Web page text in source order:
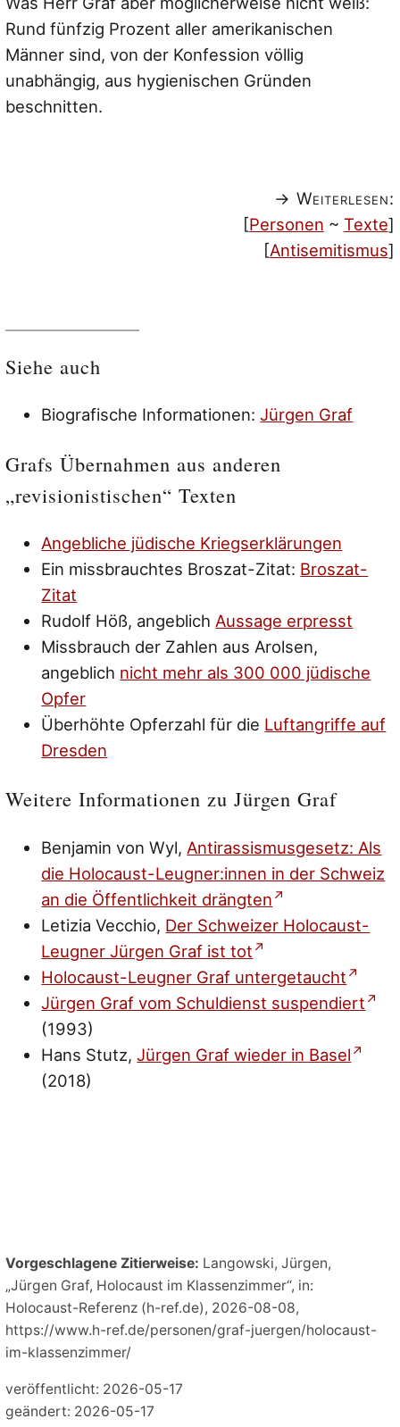
Rund fünfzig Prozent aller amerikanischen
Männer sind, von der Konfession völlig
unabhängig, aus hygienischen Gründen
beschnitten.
→ Weiterlesen:
[Personen ~ Texte]
[Antisemitismus]
Siehe auch
Biografische Informationen:Jürgen Graf
Grafs Übernahmen aus anderen
„revisionistischen“ Texten
Angebliche jüdische Kriegserklärungen
Ein missbrauchtes Broszat-Zitat: Broszat-
Zitat
Rudolf Höß, angeblich Aussage erpresst
Missbrauch der Zahlen aus Arolsen,
angeblich nicht mehr als 300 000 jüdische
Opfer
Überhöhte Opferzahl für die Luftangriffe auf
Dresden
Weitere Informationen zu Jürgen Graf
Benjamin von Wyl, Antirassismusgesetz: Als
die Holocaust-Leugner:innen in der Schweiz
an die Öffentlichkeit drängten
Letizia Vecchio, Der Schweizer Holocaust-
Leugner Jürgen Graf ist tot
Holocaust-Leugner Graf untergetaucht
Jürgen Graf vom Schuldienst suspendiert
(1993)
Hans Stutz,Jürgen Graf wieder in Basel
(2018)
Vorgeschlagene Zitierweise: Langowski, Jürgen,
„Jürgen Graf, Holocaust im Klassenzimmer“, in:
Holocaust-Referenz (h-ref.de), 2026-08-08,
https://www.h-ref.de/personen/graf-juergen/holocaust-
im-klassenzimmer/
veröffentlicht: 2026-05-17
geändert: 2026-05-17